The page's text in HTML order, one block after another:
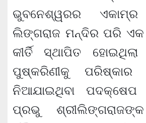
ଭୁବନେଶ୍ୱରର ଏକାମ୍ର
ଲିଙ୍ଗରାଜ ମନ୍ଦିର ପରି
କୀର୍ତି ସ୍ଥାପିତ
ପୁଷ୍କରିଣୀକୁ ପରିଷ୍କାର
ନିଆଯାଇଥିବା ପଦକ୍ଷେପ
ପ୍ରଭୁ